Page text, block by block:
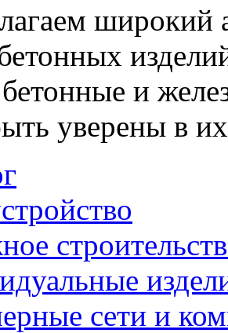
широкий
и
уверены в их
сети и